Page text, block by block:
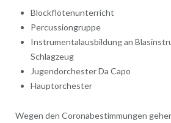
Blockflötenunterricht
Percussiongruppe
Instrumentalausbildung an
Schlagzeug
Jugendorchester Da Capo
Hauptorchester
Wegen den Coronabestimmungen